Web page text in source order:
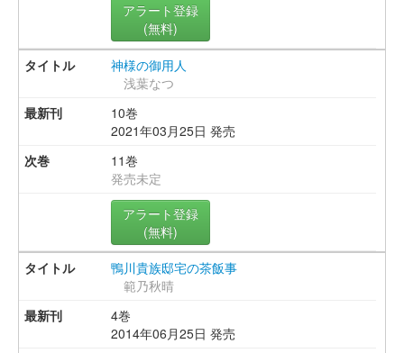
アラート登録
(無料)
神様の御用人
浅葉なつ
10巻
2021年03月25日 発売
11巻
発売未定
アラート登録
(無料)
鴨川貴族邸宅の茶飯事
範乃秋晴
4巻
2014年06月25日 発売